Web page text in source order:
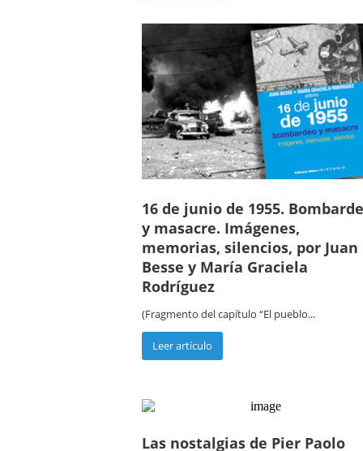
16 de junio de 1955.
y masacre. Imágenes,
memorias, silencios, por Juan
Besse y María Graciela
Rodríguez
(Fragmento del capítulo “El pueblo...
Leer artículo
Las nostalgias de Pier Paolo